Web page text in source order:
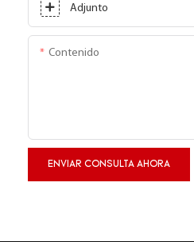
Adjunto
Contenido
ENVIAR CONSULTA AHORA